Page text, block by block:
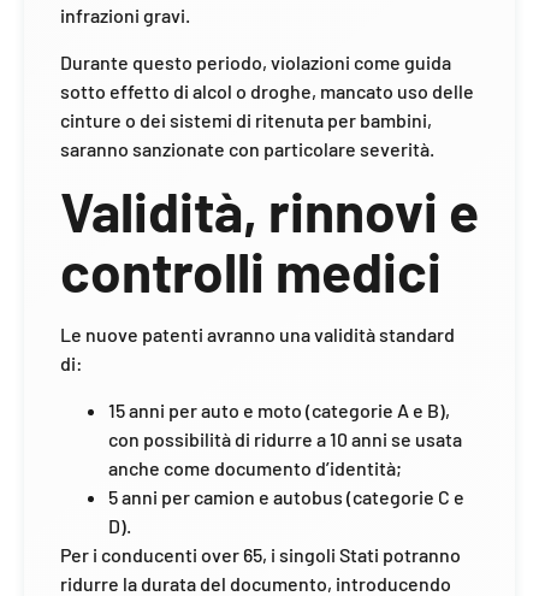
infrazioni gravi.
Durante questo periodo, violazioni come guida
sotto effetto di alcol o droghe, mancato uso delle
cinture o dei sistemi di ritenuta per bambini,
saranno sanzionate con particolare severità.
Validità, rinnovi e
controlli medici
Le nuove patenti avranno una validità standard
di:
15 anni per auto e moto (categorie A e B),
con possibilità di ridurre a 10 anni se usata
anche come documento d’identità;
5 anni per camion e autobus (categorie C e
D).
Per i conducenti over 65, i singoli Stati potranno
ridurre la durata del documento, introducendo